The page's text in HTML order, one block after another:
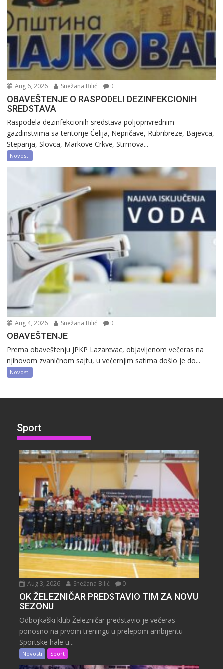
Aug 6, 2026 Snežana Bilić 0
OBAVEŠTENJE O RASPODELI DEZINFEKCIONIH
SREDSTAVA
Raspodela dezinfekcionih sredstava poljoprivrednim
gazdinstvima sa teritorije Ćelija, Nepričave, Rubribreze, Bajevca,
Stepanja, Slovca, Markove Crkve, Strmova...
Novosti
Aug 4, 2026 Snežana Bilić 0
OBAVEŠTENJE
Prema obaveštenju JPKP Lazarevac, objavljenom večeras na
njihovom zvaničnom sajtu, u večernjim satima došlo je do...
Novosti
Sport
Aug 3, 2026 Snežana Bilić 0
OK ŽELEZNIČAR PREDSTAVIO TIM ZA NOVU
SEZONU
Odbojkaški klub Železničar predstavio je večeras
ponosno na prvom treningu u prelepom ambijentu
Sportske hale u...
Novosti Sport